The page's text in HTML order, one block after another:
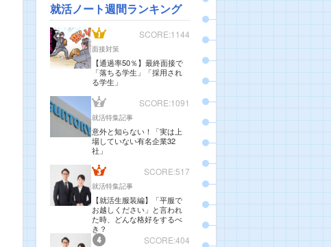
就活ノート週間ランキング
SCORE:1144
面接対策
【通過率50％】最終面接で
「落ちる学生」「採用され
る学生」
SCORE:1091
就活特集記事
意外と知らない！「実は上
場していない有名企業32
社」
SCORE:517
就活特集記事
【就活生服装編】「平服で
お越しください」と言われ
た時、どんな格好をするべ
き？
SCORE:404